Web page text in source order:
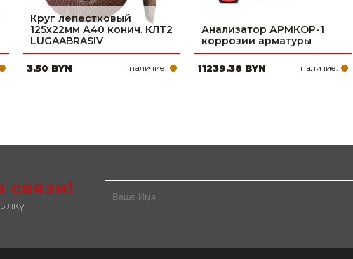
Круг лепестковый
125х22мм А40 конич. КЛТ2
LUGAABRASIV
3.50 BYN наличие:
Анализатор АРМКОР-1
коррозии арматуры
11239.38 BYN наличие:
связи!